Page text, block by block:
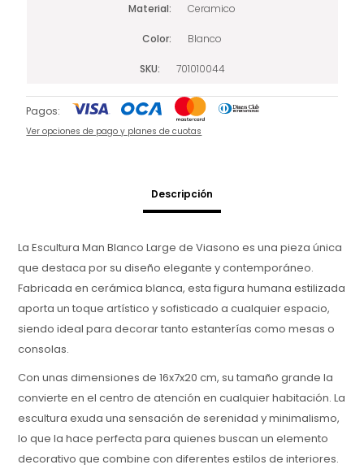
Material Ceramico
Color Blanco
SKU 701010044
Pagos:
Ver opciones de pago y planes de cuotas
Descripción
La Escultura Man Blanco Large de Viasono es una pieza única
que destaca por su diseño elegante y contemporáneo.
Fabricada en cerámica blanca, esta figura humana estilizada
aporta un toque artístico y sofisticado a cualquier espacio,
siendo ideal para decorar tanto estanterías como mesas o
consolas.
Con unas dimensiones de 16x7x20 cm, su tamaño grande la
convierte en el centro de atención en cualquier habitación. La
escultura exuda una sensación de serenidad y minimalismo,
lo que la hace perfecta para quienes buscan un elemento
decorativo que combine con diferentes estilos de interiores.